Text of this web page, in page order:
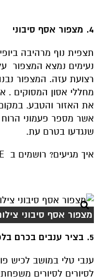
4. מצפור אסף סיבוני
תצפית נוף מרהיבה
נעימים נמצא המצפור
רצועת עזה. המצפור
מחללי אסון המסוקים .
את האזור והטבע. במקום
אשר מספר פעמוני הרוח
שנגדעו בטרם עת.
איך מגיעים? רושמים ב WAZE -מצפור אסף סיבוני
מצפור אסף סיבוני
5. בציר ענבים בכרם בלכיש
ענבי טלי במושב לכיש
לסיורים לסיורים